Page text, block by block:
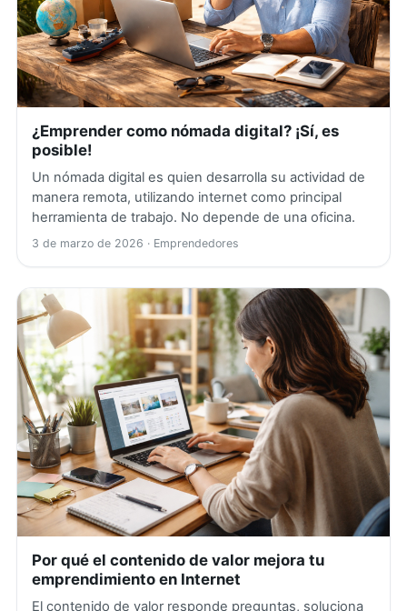
¿Emprender como nómada digital? ¡Sí, es
posible!
Un nómada digital es quien desarrolla su actividad de
manera remota, utilizando internet como principal
herramienta de trabajo. No depende de una oficina.
3 de marzo de 2026 · Emprendedores
Por qué el contenido de valor mejora tu
emprendimiento en Internet
El contenido de valor responde preguntas, soluciona